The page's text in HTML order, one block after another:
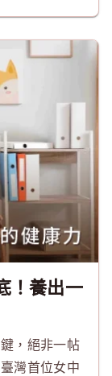
！養出一
，絕非一帖
灣首位女中